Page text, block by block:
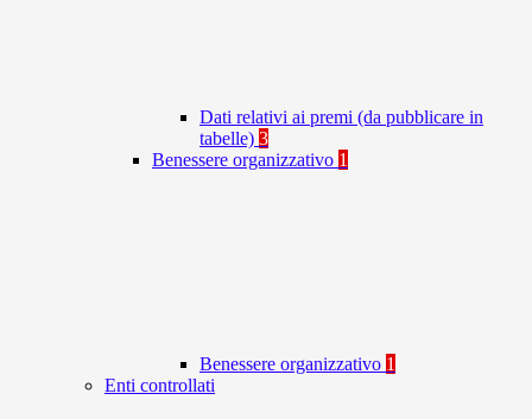
Dati relativi ai premi (da pubblicare in
tabelle) 3
Benessere organizzativo 1
Benessere organizzativo 1
Enti controllati